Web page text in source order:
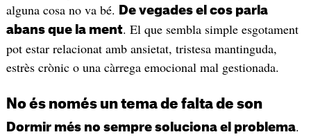
alguna cosa no va bé.
De vegades el cos parla
abans que la ment. El que sembla simple esgotament
pot estar relacionat amb ansietat, tristesa mantinguda,
estrès crònic o una càrrega emocional mal gestionada.
No és només un tema de falta de son
Dormir més no sempre soluciona el problema.